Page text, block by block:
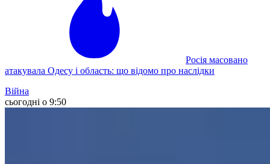
Росія масовано
атакувала Одесу і область: що відомо про наслідки
Війна
сьогодні о 9:50